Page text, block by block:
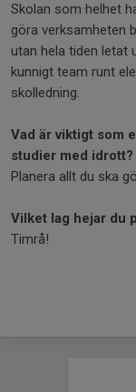
Skolan som helhet
göra verksamheten
utan hela tiden letat
kunnigt team runt
skolledning.
Vad är viktigt som
studier med idrott?
Planera allt du ska
Vilket lag hejar du
Timrå!